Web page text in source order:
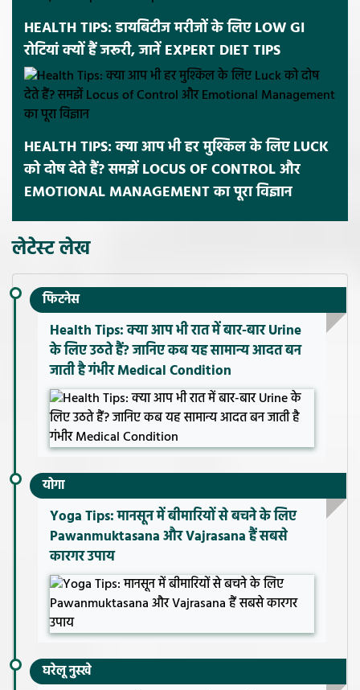
HEALTH TIPS: डायबिटीज मरीजों के लिए LOW GI
रोटियां क्यों हैं जरूरी, जानें EXPERT DIET TIPS
HEALTH TIPS: क्या आप भी हर मुश्किल के लिए LUCK
को दोष देते हैं? समझें LOCUS OF CONTROL और
EMOTIONAL MANAGEMENT का पूरा विज्ञान
लेटेस्ट लेख
फिटनेस
Health Tips: क्या आप भी रात में बार-बार Urine
के लिए उठते हैं? जानिए कब यह सामान्य आदत बन
जाती है गंभीर Medical Condition
योगा
Yoga Tips: मानसून में बीमारियों से बचने के लिए
Pawanmuktasana और Vajrasana हैं सबसे
कारगर उपाय
घरेलू नुस्खे